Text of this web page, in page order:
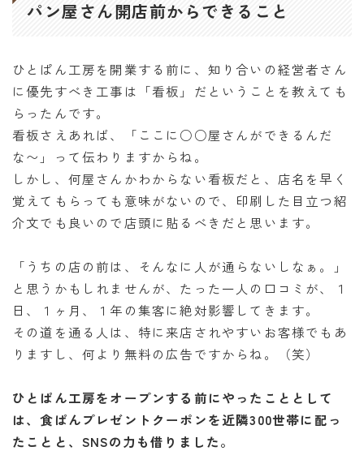
パン屋さん開店前からできること
ひとぱん工房を開業する前に、知り合いの経営者さん
に優先すべき工事は「看板」だということを教えても
らったんです。
看板さえあれば、「ここに○○屋さんができるんだ
な〜」って伝わりますからね。
しかし、何屋さんかわからない看板だと、店名を早く
覚えてもらっても意味がないので、印刷した目立つ紹
介文でも良いので店頭に貼るべきだと思います。
「うちの店の前は、そんなに人が通らないしなぁ。」
と思うかもしれませんが、たった一人の口コミが、１
日、１ヶ月、１年の集客に絶対影響してきます。
その道を通る人は、特に来店されやすいお客様でもあ
りますし、何より無料の広告ですからね。（笑）
ひとぱん工房をオープンする前にやったこととして
は、食ぱんプレゼントクーポンを近隣300世帯に配っ
たことと、SNSの力も借りました。